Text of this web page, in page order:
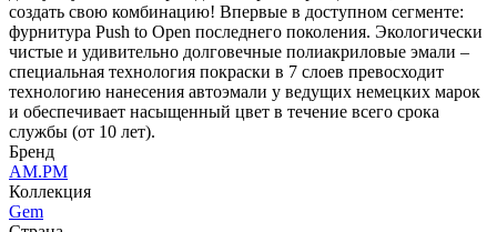
создать свою комбинацию! Впервые в доступном сегменте:
фурнитура Push to Open последнего поколения. Экологически
чистые и удивительно долговечные полиакриловые эмали –
специальная технология покраски в 7 слоев превосходит
технологию нанесения автоэмали у ведущих немецких марок
и обеспечивает насыщенный цвет в течение всего срока
службы (от 10 лет).
Бренд
AM.PM
Коллекция
Gem